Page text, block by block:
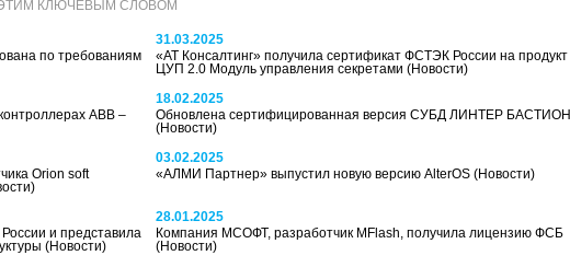
КЛЮЧЕВЫМ СЛОВОМ
по требованиям
31.03.2025
«АТ Консалтинг» получила сертификат ФСТЭК России на продукт
ЦУП 2.0 Модуль управления секретами (Новости)
ABB –
18.02.2025
Обновлена сертифицированная версия СУБД ЛИНТЕР БАСТИОН
(Новости)
Orion soft
03.02.2025
«АЛМИ Партнер» выпустил новую версию AlterOS (Новости)
и представила
(Новости)
28.01.2025
Компания МСОФТ, разработчик MFlash, получила лицензию ФСБ
(Новости)